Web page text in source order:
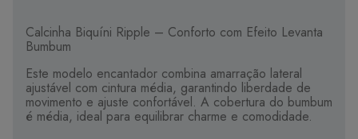
Calcinha Biquíni Ripple – Conforto com Efeito Levanta
Bumbum
Este modelo encantador combina amarração lateral
ajustável com cintura média, garantindo liberdade de
movimento e ajuste confortável. A cobertura do bumbum
é média, ideal para equilibrar charme e comodidade.